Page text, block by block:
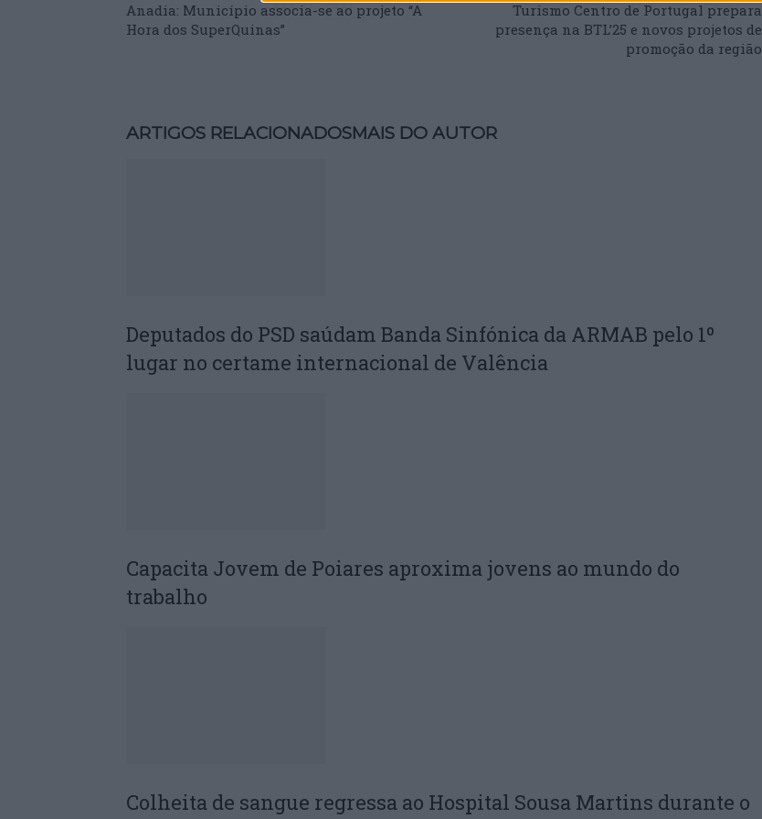
Anadia: Município associa-se ao projeto “A
Hora dos SuperQuinas”
Turismo Centro de Portugal prepara
presença na BTL’25 e novos projetos de
promoção da região
ARTIGOS RELACIONADOSMAIS DO AUTOR
Deputados do PSD saúdam Banda Sinfónica da ARMAB pelo 1º
lugar no certame internacional de Valência
Capacita Jovem de Poiares aproxima jovens ao mundo do
trabalho
Colheita de sangue regressa ao Hospital Sousa Martins durante o